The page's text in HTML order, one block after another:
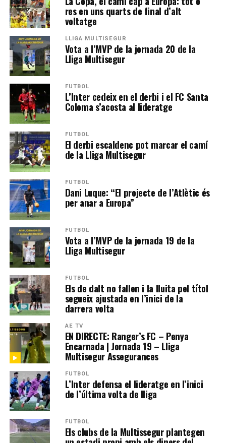
res en uns quarts de final d’alt
voltatge
LLIGA MULTISEGUR
Vota a l’MVP de la jornada 20 de la
Lliga Multisegur
FUTBOL
L’Inter cedeix en el derbi i el FC Santa
Coloma s’acosta al lideratge
FUTBOL
El derbi escaldenc pot marcar el camí
de la Lliga Multisegur
FUTBOL
Dani Luque: “El projecte de l’Atlètic és
per anar a Europa”
FUTBOL
Vota a l’MVP de la jornada 19 de la
Lliga Multisegur
FUTBOL
Els de dalt no fallen i la lluita pel títol
segueix ajustada en l’inici de la
darrera volta
AE TV
EN DIRECTE: Ranger’s FC – Penya
Encarnada | Jornada 19 – Lliga
Multisegur Assegurances
FUTBOL
L’Inter defensa el lideratge en l’inici
de l’última volta de lliga
FUTBOL
Els clubs de la Multissegur plantegen